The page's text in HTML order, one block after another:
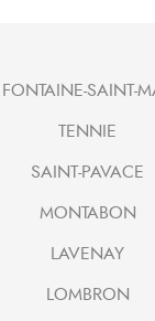
SAINT-
TENNIE
SAINT-PAVACE
MONTABON
LAVENAY
LOMBRON